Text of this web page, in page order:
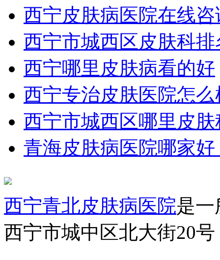
西宁皮肤病医院在线
西宁市城西区皮肤科排
西宁哪里皮肤病看的好
西宁专治皮肤医院怎么
西宁市城西区哪里皮
青海皮肤病医院哪家
西宁青北皮肤病医院是
西宁市城中区北大街20